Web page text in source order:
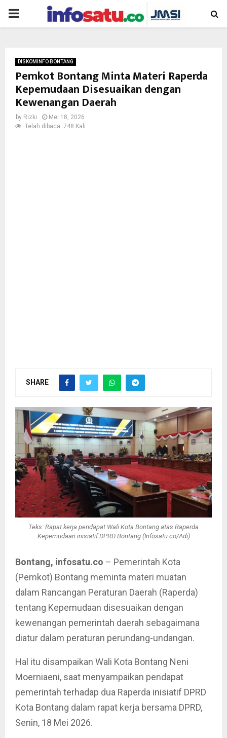
PRIMARY
DISKOMINFO BONTANG
Pemkot Bontang Minta Materi Raperda
Kepemudaan Disesuaikan dengan
Kewenangan Daerah
by Rizki
Mei 18, 2026
Telah dibaca: 748 Kali
SHARE
Teks: Rapat kerja pendapat Wali Kota Bontang atas Raperda
Kepemudaan inisiatif DPRD Bontang (Infosatu.co/Adi)
Bontang, infosatu.co – Pemerintah Kota
(Pemkot) Bontang meminta materi muatan
dalam Rancangan Peraturan Daerah (Raperda)
tentang Kepemudaan disesuaikan dengan
kewenangan pemerintah daerah sebagaimana
diatur dalam peraturan perundang-undangan.
Hal itu disampaikan Wali Kota Bontang Neni
Moerniaeni, saat menyampaikan pendapat
pemerintah terhadap dua Raperda inisiatif DPRD
Kota Bontang dalam rapat kerja bersama DPRD,
Senin, 18 Mei 2026.